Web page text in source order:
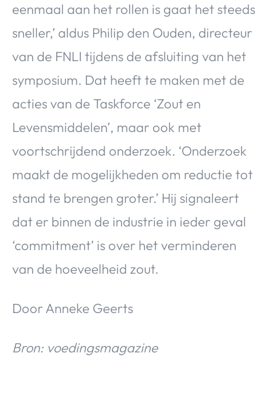
eenmaal aan het rollen is gaat het steeds
sneller,’ aldus Philip den Ouden, directeur
van de FNLI tijdens de afsluiting van het
symposium. Dat heeft te maken met de
acties van de Taskforce ‘Zout en
Levensmiddelen’, maar ook met
voortschrijdend onderzoek. ‘Onderzoek
maakt de mogelijkheden om reductie tot
stand te brengen groter.’ Hij signaleert
dat er binnen de industrie in ieder geval
‘commitment’ is over het verminderen
van de hoeveelheid zout.
Door Anneke Geerts
Bron: voedingsmagazine